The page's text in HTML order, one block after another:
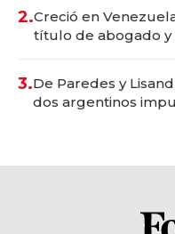
2.Creció en
título de abogado
3.De Paredes y
dos argentinos